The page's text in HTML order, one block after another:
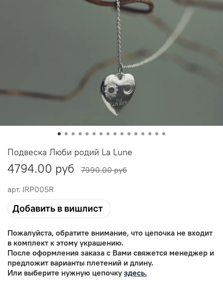
арт. IRP005R
Подвеска Люби родий La Lune
4794.00 руб 7990.00 руб
Добавить в вишлист
Пожалуйста, обратите внимание, что цепочка не входит
в комплект к этому украшению.
После оформления заказа с Вами свяжется менеджер и
предложит варианты плетений и длину.
Или выберите нужную цепочку здесь.